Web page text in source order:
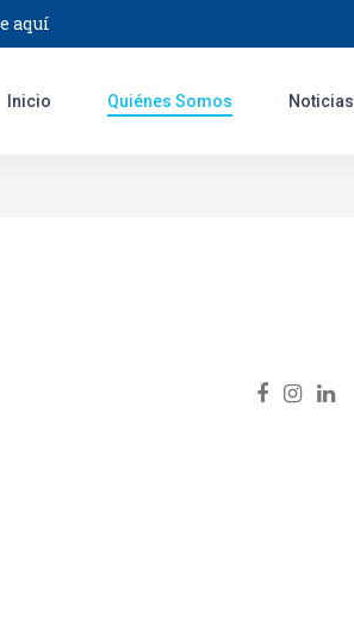
aquí
Inicio Quiénes Somos Noticias